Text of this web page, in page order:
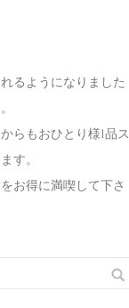
るようになりました
らもおひとり様1品ス
す。
お得に満喫して下さ